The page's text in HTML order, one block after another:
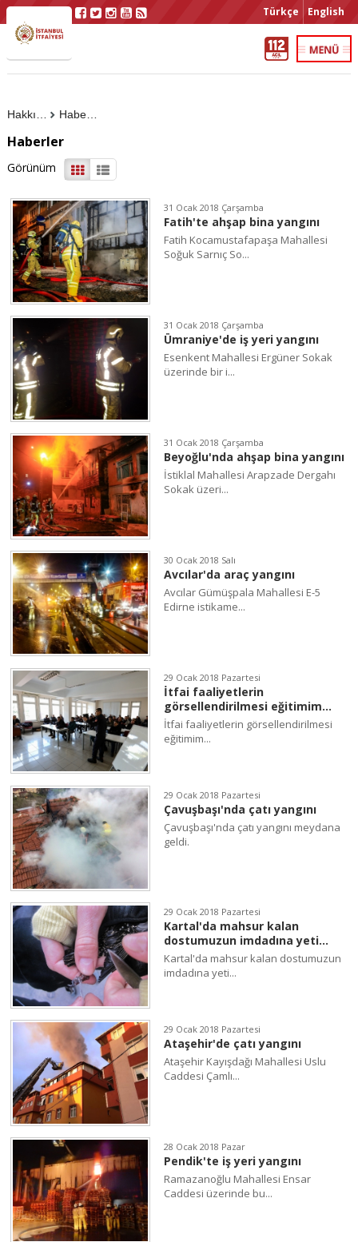
Türkçe English
Haberler
Haberler
Görünüm
31 Ocak 2018 Çarşamba
Fatih'te ahşap bina yangını
Fatih Kocamustafapaşa Mahallesi
Soğuk Sarnıç So...
31 Ocak 2018 Çarşamba
Ümraniye'de iş yeri yangını
Esenkent Mahallesi Ergüner Sokak
üzerinde bir i...
31 Ocak 2018 Çarşamba
Beyoğlu'nda ahşap bina yangını
İstiklal Mahallesi Arapzade Dergahı
Sokak üzeri...
30 Ocak 2018 Salı
Avcılar'da araç yangını
Avcılar Gümüşpala Mahallesi E-5
Edirne istikame...
29 Ocak 2018 Pazartesi
İtfai faaliyetlerin
görsellendirilmesi eğitimim...
İtfai faaliyetlerin görsellendirilmesi
eğitimim...
29 Ocak 2018 Pazartesi
Çavuşbaşı'nda çatı yangını
Çavuşbaşı'nda çatı yangını meydana
geldi.
29 Ocak 2018 Pazartesi
Kartal'da mahsur kalan
dostumuzun imdadına yeti...
Kartal'da mahsur kalan dostumuzun
imdadına yeti...
29 Ocak 2018 Pazartesi
Ataşehir'de çatı yangını
Ataşehir Kayışdağı Mahallesi Uslu
Caddesi Çamlı...
28 Ocak 2018 Pazar
Pendik'te iş yeri yangını
Ramazanoğlu Mahallesi Ensar
Caddesi üzerinde bu...